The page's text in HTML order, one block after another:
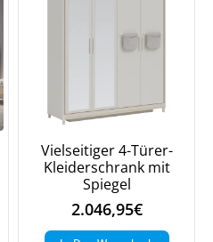
Vielseitiger 4-Türer-
Kleiderschrank mit
Spiegel
2.046,95€